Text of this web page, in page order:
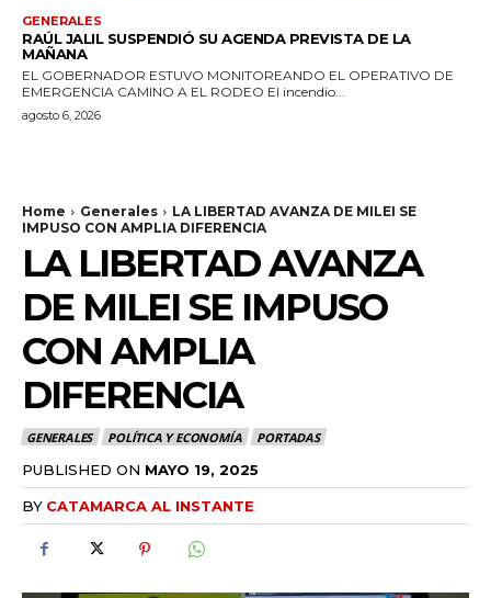
GENERALES
RAÚL JALIL SUSPENDIÓ SU AGENDA PREVISTA DE LA
MAÑANA
EL GOBERNADOR ESTUVO MONITOREANDO EL OPERATIVO DE
EMERGENCIA CAMINO A EL RODEO El incendio...
agosto 6, 2026